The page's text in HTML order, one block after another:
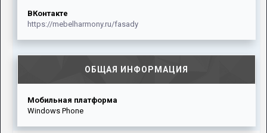
ВКонтакте
https://mebelharmony.ru/fasady
ОБЩАЯ ИНФОРМАЦИЯ
Мобильная платформа
Windows Phone